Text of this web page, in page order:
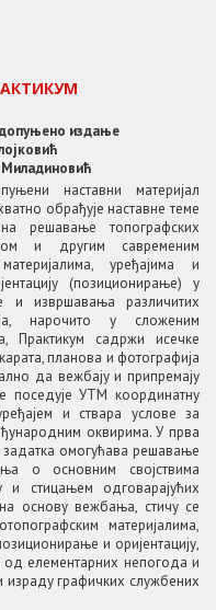
издање
наставни материјал
обрађује наставне теме
решавање топографских
и другим савременим
уређајима и
(позиционирање) у
и извршавања различитих
нарочито у сложеним
Практикум садржи исечке
планова и фотографија
да вежбају и припремају
поседује УТМ координатну
и ствара услове за
оквирима. У прва
омогућава решавање
о основним својствима
стицањем одговарајућих
основу вежбања, стичу се
материјалима,
и оријентацију,
од елементарних непогода и
израду графичких службених